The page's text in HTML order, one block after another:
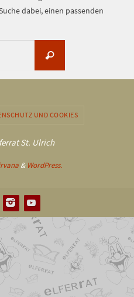
dabei, einen passenden
Suchen
UND COOKIES
St. Ulrich
& WordPress.